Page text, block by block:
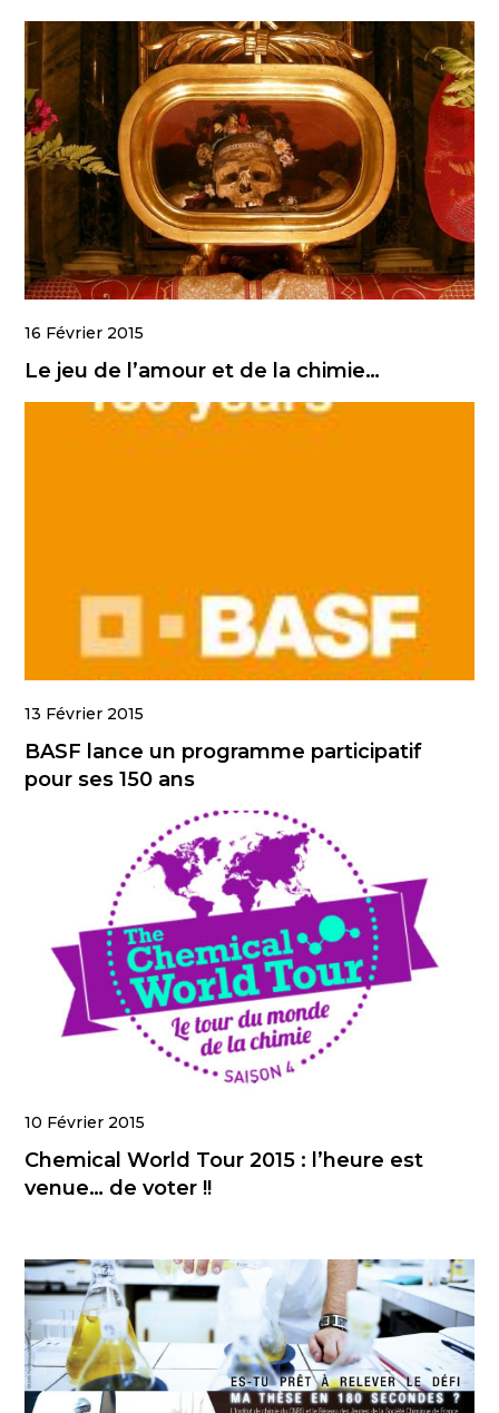
16 Février 2015
Le jeu de l’amour et de la chimie…
13 Février 2015
BASF lance un programme participatif
pour ses 150 ans
10 Février 2015
Chemical World Tour 2015 : l’heure est
venue… de voter !!